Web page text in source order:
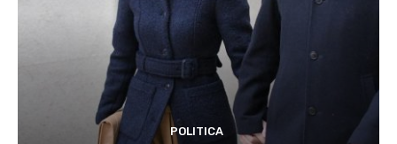
POLITICA